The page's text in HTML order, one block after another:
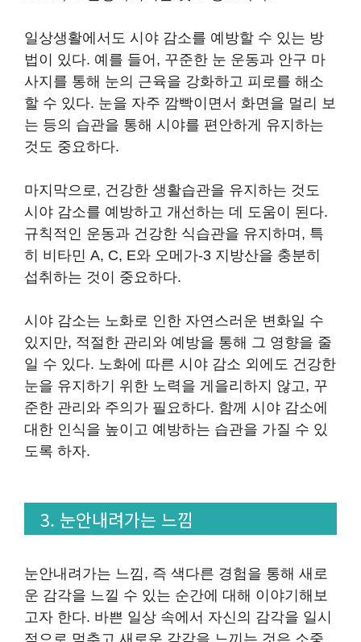
일상생활에서도 시야 감소를 예방할 수 있는 방
법이 있다. 예를 들어, 꾸준한 눈 운동과 안구 마
사지를 통해 눈의 근육을 강화하고 피로를 해소
할 수 있다. 눈을 자주 깜빡이면서 화면을 멀리 보
는 등의 습관을 통해 시야를 편안하게 유지하는
것도 중요하다.
마지막으로, 건강한 생활습관을 유지하는 것도
시야 감소를 예방하고 개선하는 데 도움이 된다.
규칙적인 운동과 건강한 식습관을 유지하며, 특
히 비타민 A, C, E와 오메가-3 지방산을 충분히
섭취하는 것이 중요하다.
시야 감소는 노화로 인한 자연스러운 변화일 수
있지만, 적절한 관리와 예방을 통해 그 영향을 줄
일 수 있다. 노화에 따른 시야 감소 외에도 건강한
눈을 유지하기 위한 노력을 게을리하지 않고, 꾸
준한 관리와 주의가 필요하다. 함께 시야 감소에
대한 인식을 높이고 예방하는 습관을 가질 수 있
도록 하자.
3. 눈안내려가는 느낌
눈안내려가는 느낌, 즉 색다른 경험을 통해 새로
운 감각을 느낄 수 있는 순간에 대해 이야기해보
고자 한다. 바쁜 일상 속에서 자신의 감각을 일시
적으로 멈추고 새로운 감각을 느끼는 것은 소중